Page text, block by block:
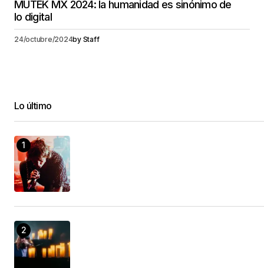
MUTEK MX 2024: la humanidad es sinónimo de
lo digital
24/octubre/2024by Staff
Lo último